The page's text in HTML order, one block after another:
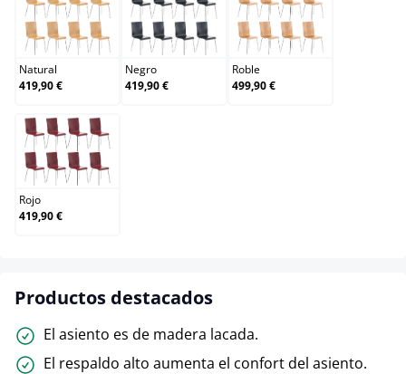
Natural
Natural
419,90 €
Negro
Negro
419,90 €
Roble
Roble
499,90 €
Rojo
Rojo
419,90 €
Productos destacados
El asiento es de madera lacada.
El respaldo alto aumenta el confort del asiento.